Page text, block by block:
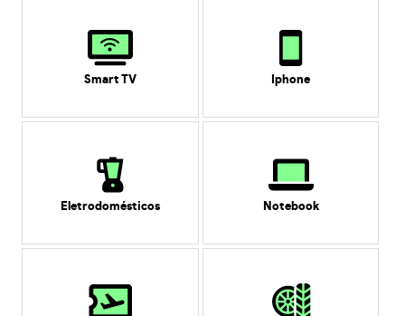
Smart TV Iphone
Eletrodomésticos Notebook